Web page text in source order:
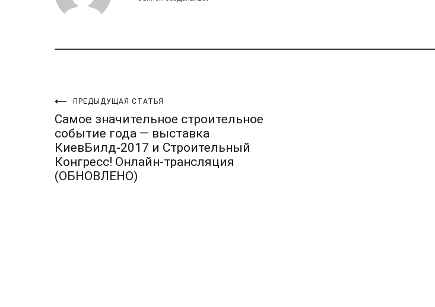
Навигация
по
записям
ПРЕДЫДУЩАЯ СТАТЬЯ
Самое значительное строительное
событие года — выставка
КиевБилд-2017 и Строительный
Конгресс! Онлайн-трансляция
(ОБНОВЛЕНО)